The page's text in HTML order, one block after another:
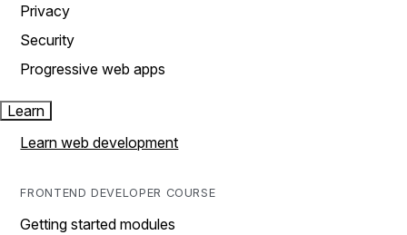
Privacy
Security
Progressive web apps
Learn
Learn web development
FRONTEND DEVELOPER COURSE
Getting started modules